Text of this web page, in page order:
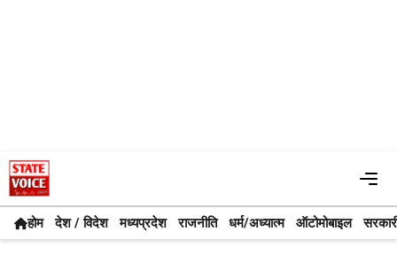
Skip
to
content
होम देश / विदेश मध्यप्रदेश राजनीति धर्म/अध्यात्म ऑटोमोबाइल